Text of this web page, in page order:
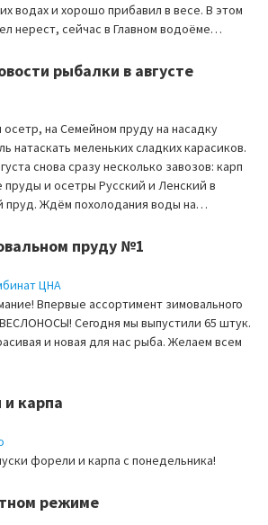
водах и хорошо прибавил в весе. В этом
нерест, сейчас в Главном водоёме…
рыбалки в августе
на Семейном пруду на насадку
натаскать меленьких сладких карасиков.
снова сразу несколько завозов: карп
пруды и осетры Русский и Ленский в
пруд. Ждём похолодания воды на…
пруду №1
ЦНА
Впервые ассортимент зимовального
Сегодня мы выпустили 65 штук.
и новая для нас рыба. Желаем всем
карпа
форели и карпа с понедельника!
режиме